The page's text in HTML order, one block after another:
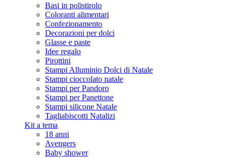
Basi in polistirolo
Coloranti alimentari
Confezionamento
Decorazioni per dolci
Glasse e paste
Idee regalo
Pirottini
Stampi Alluminio Dolci di Natale
Stampi cioccolato natale
Stampi per Pandoro
Stampi per Panettone
Stampi silicone Natale
Tagliabiscotti Natalizi
Kit a tema
18 anni
Avengers
Baby shower